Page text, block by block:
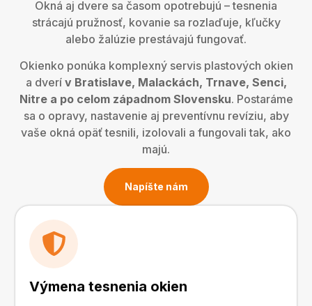
Okná aj dvere sa časom opotrebujú – tesnenia
strácajú pružnosť, kovanie sa rozlaďuje, kľučky
alebo žalúzie prestávajú fungovať.
Okienko ponúka komplexný servis plastových okien
a dverí v Bratislave, Malackách, Trnave, Senci,
Nitre a po celom západnom Slovensku. Postaráme
sa o opravy, nastavenie aj preventívnu revíziu, aby
vaše okná opäť tesnili, izolovali a fungovali tak, ako
majú.
Napíšte nám
Výmena tesnenia okien